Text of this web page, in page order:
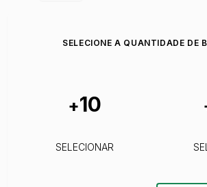
SELECIONE A QUANTIDADE DE
+10
SELECIONAR